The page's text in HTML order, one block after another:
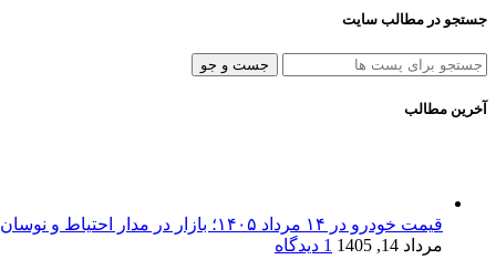
جستجو در مطالب سایت
جست و جو
آخرین مطالب
قیمت خودرو در ۱۴ مرداد ۱۴۰۵؛ بازار در مدار احتیاط و نوسان‌های پراکنده
مرداد 14, 1405
1 دیدگاه